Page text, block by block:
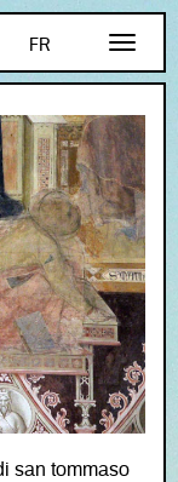
FR
AR
EN
principal
san tommaso